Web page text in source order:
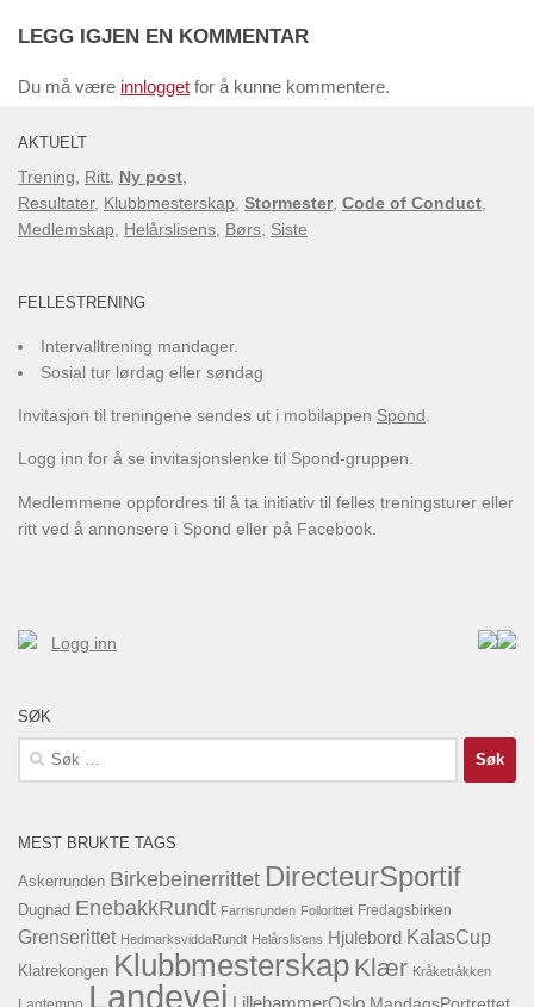
LEGG IGJEN EN KOMMENTAR
Du må være innlogget for å kunne kommentere.
AKTUELT
Trening Ritt Ny post
Resultater, Klubbmesterskap Stormester, Code of Conduct
Medlemskap
Helårslisens Børs Siste
FELLESTRENING
Intervalltrening mandager.
Sosial tur lørdag eller søndag
Invitasjon til treningene sendes ut i mobilappen Spond.
Logg inn for å se invitasjonslenke til Spond-gruppen.
Medlemmene oppfordres til å ta initiativ til felles treningsturer eller
ritt ved å annonsere i Spond eller på Facebook.
Logg inn
SØK
Søk
MEST BRUKTE TAGS
Askerrunden Birkebeinerrittet DirecteurSportif
Dugnad EnebakkRundt Farrisrunden Follorittet Fredagsbirken
Grenserittet HedmarksviddaRundt Helårslisens Hjulebord KalasCup
Klatrekongen Klubbmesterskap Klær Kråketråkken
Landevei LillehammerOslo